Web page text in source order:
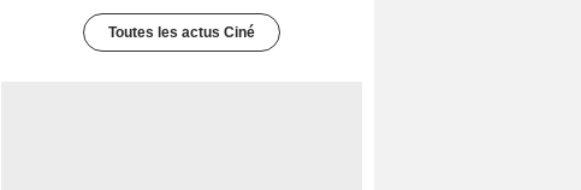
Toutes les actus Ciné